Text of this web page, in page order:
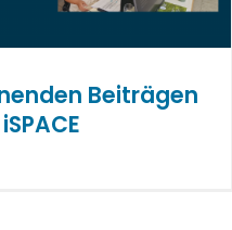
Beiträgen